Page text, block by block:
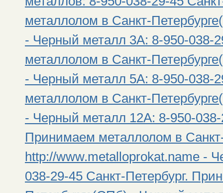
металлолом в Санкт-
- Черный металл 3А: 8-950-038-
металлолом в Санкт-
- Черный металл 5А: 8-950-038-
металлолом в Санкт-
- Черный металл 12А: 8-950-038-
Принимаем металлолом в
http://www.metalloprokat.name -
038-29-45 Санкт-Петербург.